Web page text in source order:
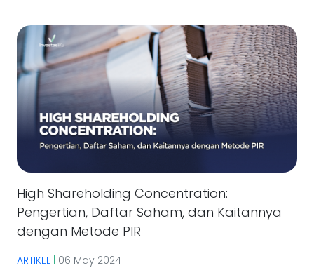
High Shareholding Concentration:
Pengertian, Daftar Saham, dan Kaitannya
dengan Metode PIR
ARTIKEL 06 May 2024